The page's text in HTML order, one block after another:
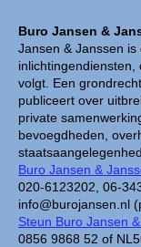
Buro Jansen &
Jansen & Janssen is
inlichtingendiensten,
volgt. Een
publiceert over
private
bevoegdheden,
Buro Jansen &
020-6123202, 06-
info@burojansen.nl
Steun Buro Jansen &
0856 9868 52 of